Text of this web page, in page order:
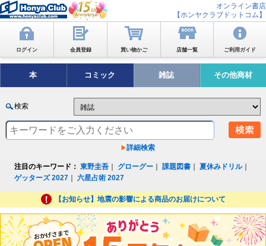
オンライン書店
【ホンヤクラブドットコム】
ログイン 会員登録 買い物かご 店舗一覧 ご利用ガイド
本 コミック 雑誌 その他商材
検索
詳細検索
注目のキーワード： 東野圭吾 グローグー ｜課題図書 ｜夏休みドリル｜
ゲッターズ 2027 ｜六星占術 2027
【お知らせ】地震の影響による商品のお届けについて